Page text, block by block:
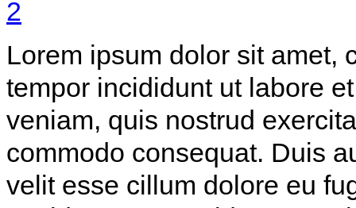
Lorem ipsum dolor sit amet,
tempor incididunt ut labore
veniam, quis nostrud
commodo consequat. Duis
velit esse cillum dolore eu